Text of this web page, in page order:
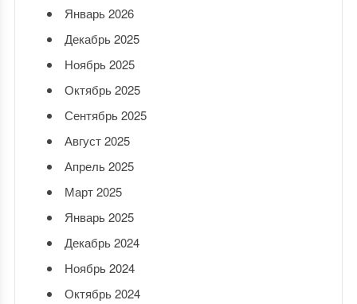
Январь 2026
Декабрь 2025
Ноябрь 2025
Октябрь 2025
Сентябрь 2025
Август 2025
Апрель 2025
Март 2025
Январь 2025
Декабрь 2024
Ноябрь 2024
Октябрь 2024